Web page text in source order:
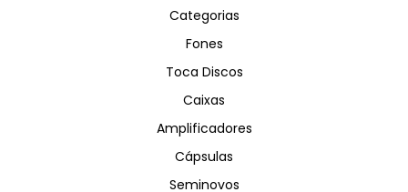
Categorias
Fones
Toca Discos
Caixas
Amplificadores
Cápsulas
Seminovos